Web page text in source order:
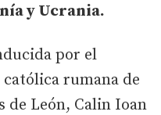
y Ucrania.
por el
rumana de
de León, Calin Ioan